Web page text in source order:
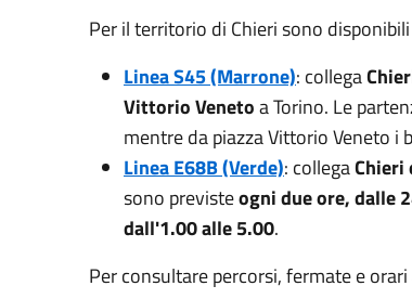
Per il territorio di Chieri sono
Linea S45 (Marrone): collega
Vittorio Venetoa Torino. Le
mentre da piazza Vittorio Veneto i
Linea E68B (Verde): collegaChieri
sono previsteogni due ore, dalle
dall'1.00 alle 5.00.
Per consultare percorsi, fermate e